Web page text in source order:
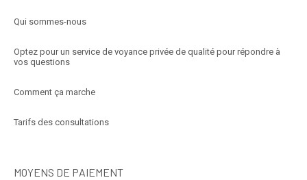
Qui sommes-nous
Optez pour un service de voyance privée de qualité pour répondre à
vos questions
Comment ça marche
Tarifs des consultations
MOYENS DE PAIEMENT